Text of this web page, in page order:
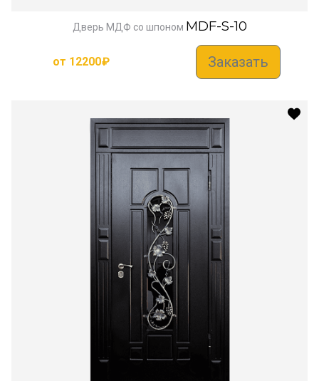
Дверь МДФ со шпоном MDF-S-10
от 12200₽ Заказать